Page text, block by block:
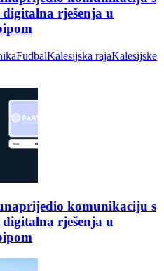
rješenja u
FudbalKalesijska rajaKalesijske
komunikaciju s
rješenja u